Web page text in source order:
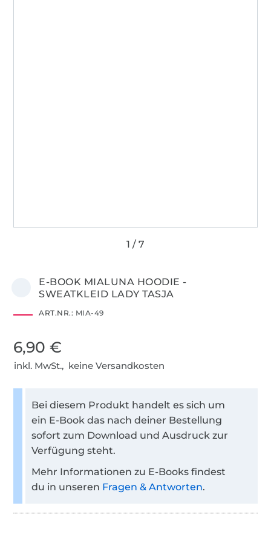
E-BOOK MIALUNA HOODIE -
SWEATKLEID LADY TASJA
ART.NR.: MIA-49
6,90 €
inkl. MwSt., keine Versandkosten
Bei diesem Produkt handelt es sich um
ein E-Book das nach deiner Bestellung
sofort zum Download und Ausdruck zur
Verfügung steht.
Mehr Informationen zu E-Books findest
du in unseren Fragen & Antworten.